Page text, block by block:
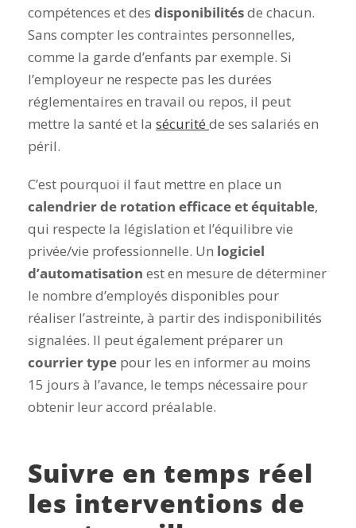
compétences et des disponibilitésde chacun.
Sans compter les contraintes personnelles,
comme la garde d’enfants par exemple. Si
l’employeur ne respecte pas les durées
réglementaires en travail ou repos, il peut
mettre la santé et la sécurité de ses salariés en
péril.
C’est pourquoi il faut mettre en place un
calendrier de rotation efficace et équitable,
qui respecte la législation et l’équilibre vie
privée/vie professionnelle. Un logiciel
d’automatisation est en mesure de déterminer
le nombre d’employés disponibles pour
réaliser l’astreinte, à partir des indisponibilités
signalées. Il peut également préparer un
courrier type pour les en informer au moins
15 jours à l’avance, le temps nécessaire pour
obtenir leur accord préalable.
Suivre en temps réel
les interventions de